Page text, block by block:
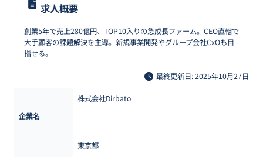
求人概要
創業5年で売上280億円、TOP10入りの急成長ファーム。CEO直轄で
大手顧客の課題解決を主導。新規事業開発やグループ会社CxOも目
指せる。
最終更新日: 2025年10月27日
企業名
株式会社Dirbato
東京都